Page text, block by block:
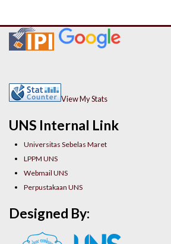
UNS Internal Link
Universitas Sebelas Maret
LPPM UNS
Webmail UNS
Perpustakaan UNS
View My Stats
Designed By: